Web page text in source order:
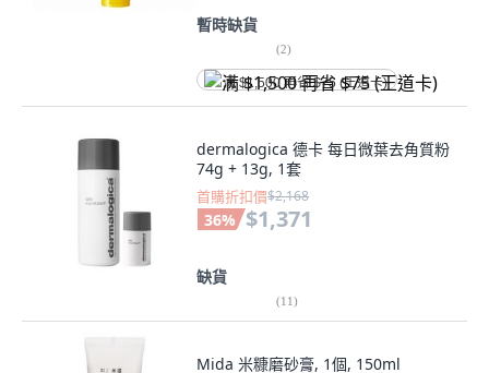
暫時缺貨
(2)
满 $1,500 再省 $75 (王道卡)
dermalogica 德卡 每日微葉去角質粉
74g + 13g, 1套
首購折扣價$2,168
36% $1,371
缺貨
(11)
Mida 米糠磨砂膏, 1個, 150ml